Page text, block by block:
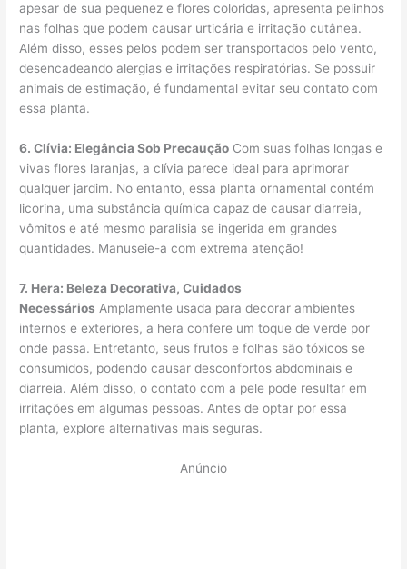
apesar de sua pequenez e flores coloridas, apresenta pelinhos
nas folhas que podem causar urticária e irritação cutânea.
Além disso, esses pelos podem ser transportados pelo vento,
desencadeando alergias e irritações respiratórias. Se possuir
animais de estimação, é fundamental evitar seu contato com
essa planta.
6. Clívia: Elegância Sob Precaução Com suas folhas longas e
vivas flores laranjas, a clívia parece ideal para aprimorar
qualquer jardim. No entanto, essa planta ornamental contém
licorina, uma substância química capaz de causar diarreia,
vômitos e até mesmo paralisia se ingerida em grandes
quantidades. Manuseie-a com extrema atenção!
7. Hera: Beleza Decorativa, Cuidados
Necessários Amplamente usada para decorar ambientes
internos e exteriores, a hera confere um toque de verde por
onde passa. Entretanto, seus frutos e folhas são tóxicos se
consumidos, podendo causar desconfortos abdominais e
diarreia. Além disso, o contato com a pele pode resultar em
irritações em algumas pessoas. Antes de optar por essa
planta, explore alternativas mais seguras.
Anúncio